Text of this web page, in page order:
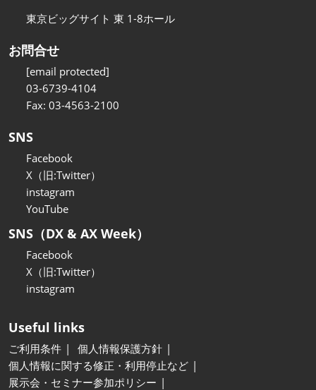
東京ビッグサイト 東 1-8ホール
お問合せ
[email protected]
03-6739-4104
Fax: 03-4563-2100
SNS
Facebook
X（旧:Twitter）
instagram
YouTube
SNS（DX & AX Week）
Facebook
X（旧:Twitter）
instagram
Useful links
ご利用条件
個人情報保護方針
個人情報に関する修正・利用停止など
展示会・セミナー参加ポリシー